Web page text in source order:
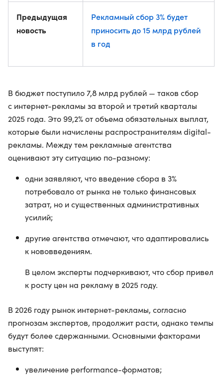
Предыдущая
новость
Рекламный сбор 3% будет
приносить до 15 млрд рублей
в год
В бюджет поступило 7,8 млрд рублей — таков сбор
с интернет-рекламы за второй и третий кварталы
2025 года. Это 99,2% от объема обязательных выплат,
которые были начислены распространителям digital-
рекламы. Между тем рекламные агентства
оценивают эту ситуацию по-разному:
одни заявляют, что введение сбора в 3%
потребовало от рынка не только финансовых
затрат, но и существенных административных
усилий;
другие агентства отмечают, что адаптировались
к нововведениям.
В целом эксперты подчеркивают, что сбор привел
к росту цен на рекламу в 2025 году.
В 2026 году рынок интернет-рекламы, согласно
прогнозам экспертов, продолжит расти, однако темпы
будут более сдержанными. Основными факторами
выступят:
увеличение performance-форматов;